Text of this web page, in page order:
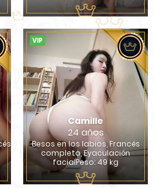
VIP
Camille
24 años
Besos en los labios, Francés
completo, Eyaculación
facialPeso: 49 kg